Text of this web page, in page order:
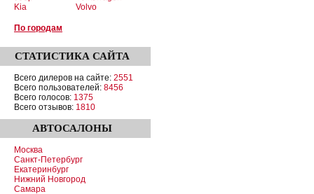
Kia
Volvo
По городам
СТАТИСТИКА САЙТА
Всего дилеров на сайте: 2551
Всего пользователей: 8456
Всего голосов: 1375
Всего отзывов: 1810
АВТОСАЛОНЫ
Москва
Санкт-Петербург
Екатеринбург
Нижний Новгород
Самара